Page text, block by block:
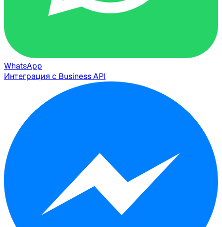
WhatsApp
Интеграция с Business API